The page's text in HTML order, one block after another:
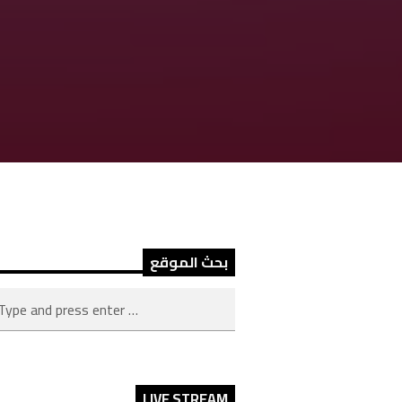
بحث الموقع